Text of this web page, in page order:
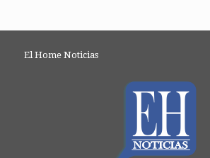
El Home Noticias